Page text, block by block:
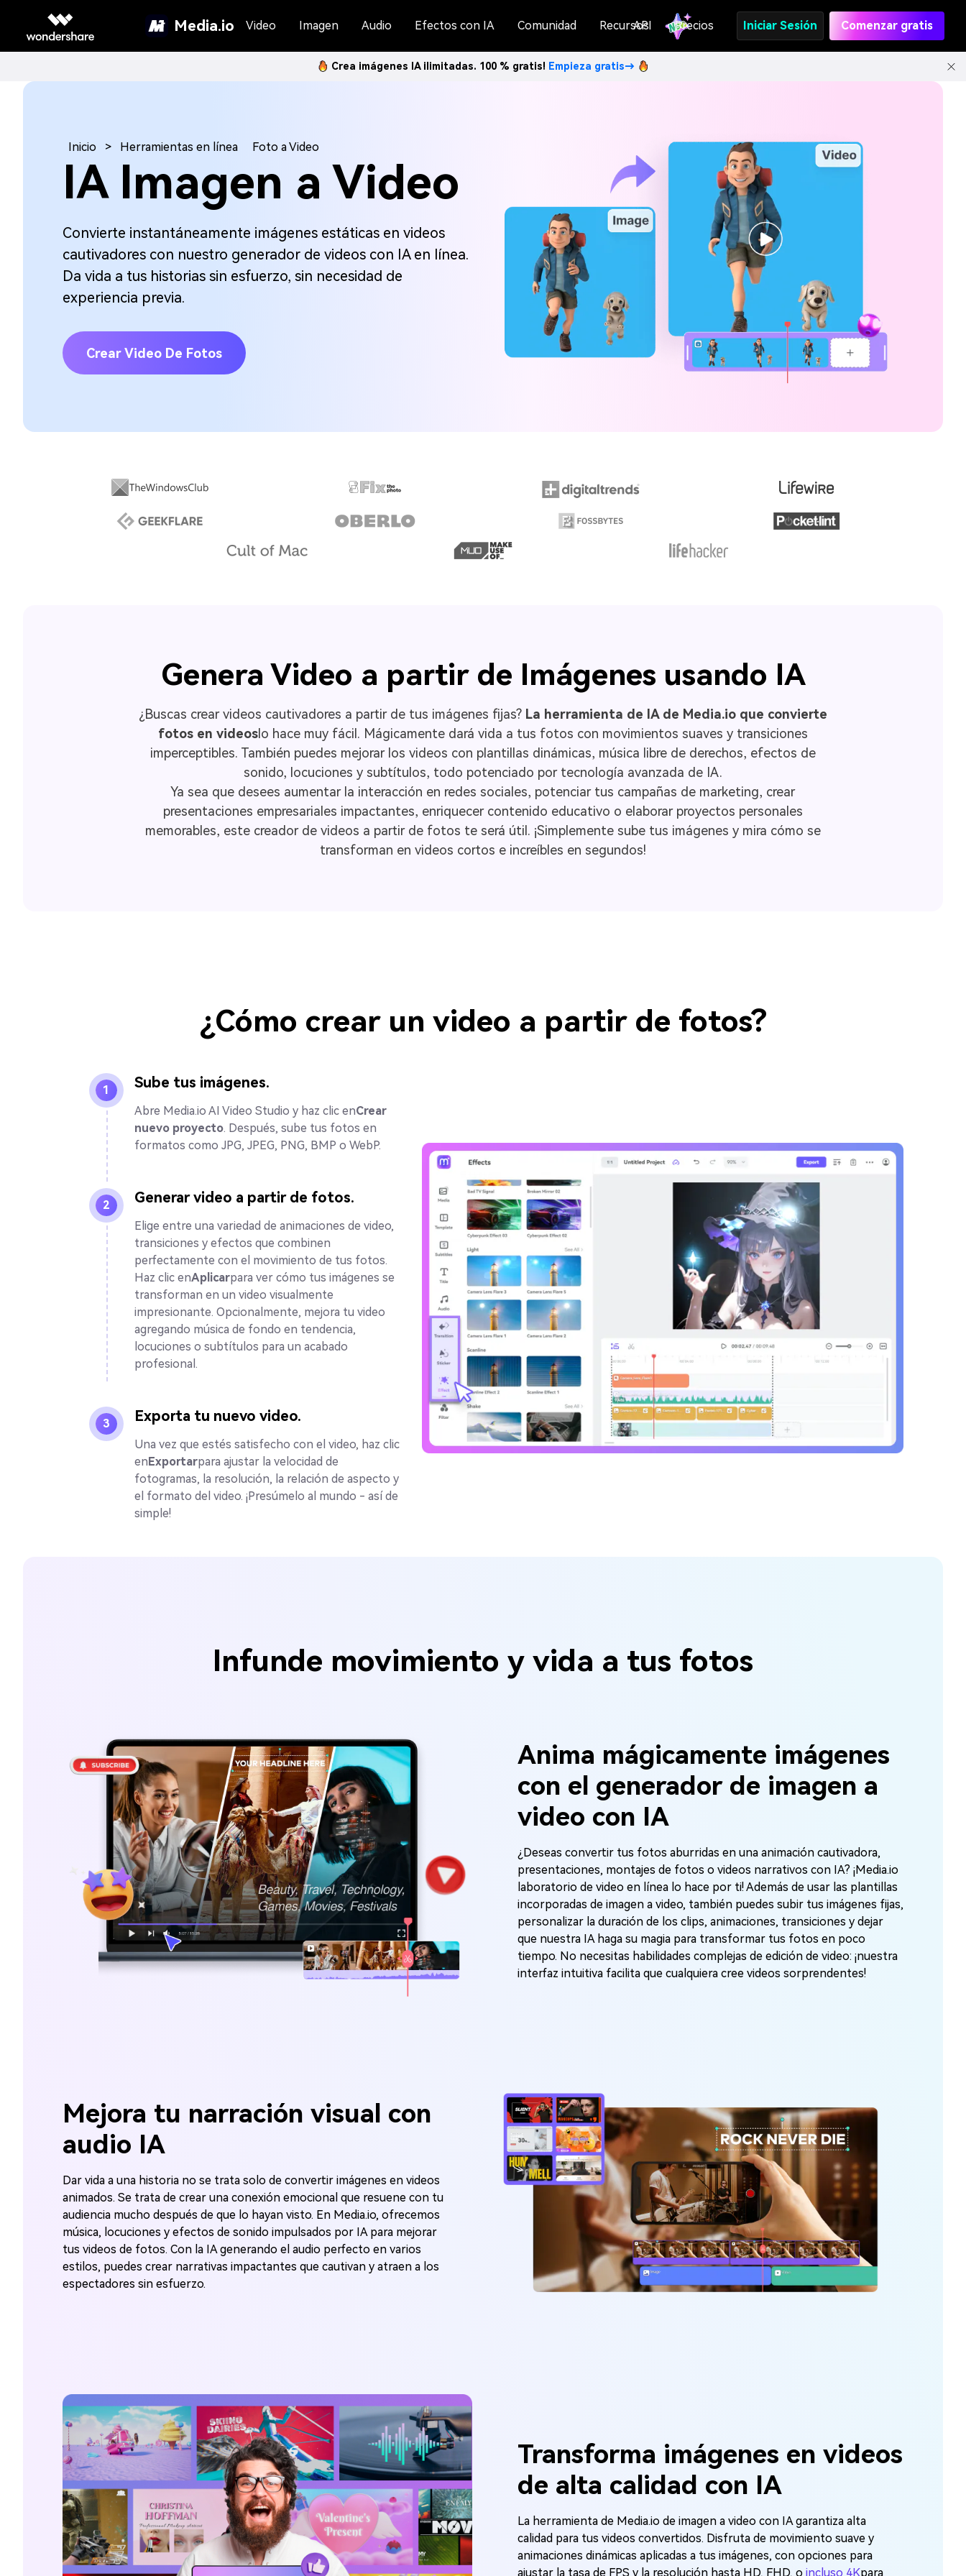
Media.io Video Imagen Audio Efectos con IA Comunidad Recursos
API Precios Iniciar Sesión Comenzar gratis
Crea imágenes IA ilimitadas. 100 % gratis! Empieza gratis→
Inicio > Herramientas en línea Foto a Video
IA Imagen a Video
Convierte instantáneamente imágenes estáticas en videos
cautivadores con nuestro generador de videos con IA en línea.
Da vida a tus historias sin esfuerzo, sin necesidad de
experiencia previa.
Crear Video De Fotos
Genera Video a partir de Imágenes usando IA
¿Buscas crear videos cautivadores a partir de tus imágenes fijas? La herramienta de IA de Media.io que convierte
fotos en videoslo hace muy fácil. Mágicamente dará vida a tus fotos con movimientos suaves y transiciones
imperceptibles. También puedes mejorar los videos con plantillas dinámicas, música libre de derechos, efectos de
sonido, locuciones y subtítulos, todo potenciado por tecnología avanzada de IA.
Ya sea que desees aumentar la interacción en redes sociales, potenciar tus campañas de marketing, crear
presentaciones empresariales impactantes, enriquecer contenido educativo o elaborar proyectos personales
memorables, este creador de videos a partir de fotos te será útil. ¡Simplemente sube tus imágenes y mira cómo se
transforman en videos cortos e increíbles en segundos!
¿Cómo crear un video a partir de fotos?
1 Sube tus imágenes.
Abre Media.io AI Video Studio y haz clic enCrear
nuevo proyecto. Después, sube tus fotos en
formatos como JPG, JPEG, PNG, BMP o WebP.
2 Generar video a partir de fotos.
Elige entre una variedad de animaciones de video,
transiciones y efectos que combinen
perfectamente con el movimiento de tus fotos.
Haz clic enAplicarpara ver cómo tus imágenes se
transforman en un video visualmente
impresionante. Opcionalmente, mejora tu video
agregando música de fondo en tendencia,
locuciones o subtítulos para un acabado
profesional.
3 Exporta tu nuevo video.
Una vez que estés satisfecho con el video, haz clic
en Exportarpara ajustar la velocidad de
fotogramas, la resolución, la relación de aspecto y
el formato del video. ¡Presúmelo al mundo - así de
simple!
Infunde movimiento y vida a tus fotos
Anima mágicamente imágenes
con el generador de imagen a
video con IA
¿Deseas convertir tus fotos aburridas en una animación cautivadora,
presentaciones, montajes de fotos o videos narrativos con IA? ¡Media.io
laboratorio de video en línea lo hace por ti! Además de usar las plantillas
incorporadas de imagen a video, también puedes subir tus imágenes fijas,
personalizar la duración de los clips, animaciones, transiciones y dejar
que nuestra IA haga su magia para transformar tus fotos en poco
tiempo. No necesitas habilidades complejas de edición de video: ¡nuestra
interfaz intuitiva facilita que cualquiera cree videos sorprendentes!
Mejora tu narración visual con
audio IA
Dar vida a una historia no se trata solo de convertir imágenes en videos
animados. Se trata de crear una conexión emocional que resuene con tu
audiencia mucho después de que lo hayan visto. En Media.io, ofrecemos
música, locuciones y efectos de sonido impulsados por IA para mejorar
tus videos de fotos. Con la IA generando el audio perfecto en varios
estilos, puedes crear narrativas impactantes que cautivan y atraen a los
espectadores sin esfuerzo.
Transforma imágenes en videos
de alta calidad con IA
La herramienta de Media.io de imagen a video con IA garantiza alta
calidad para tus videos convertidos. Disfruta de movimiento suave y
animaciones dinámicas aplicadas a tus imágenes, con opciones para
ajustar la tasa de FPS y la resolución hasta HD, FHD, o incluso 4Kpara